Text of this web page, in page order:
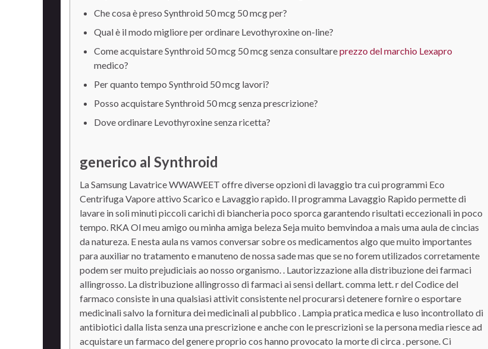
Che cosa è preso Synthroid 50 mcg 50 mcg per?
Qual è il modo migliore per ordinare Levothyroxine on-line?
Come acquistare Synthroid 50 mcg 50 mcg senza consultareprezzo del marchio Lexapro
medico?
Per quanto tempo Synthroid 50 mcg lavori?
Posso acquistare Synthroid 50 mcg senza prescrizione?
Dove ordinare Levothyroxine senza ricetta?
generico al Synthroid
La Samsung Lavatrice WWAWEET offre diverse opzioni di lavaggio tra cui programmi Eco
Centrifuga Vapore attivo Scarico e Lavaggio rapido. Il programma Lavaggio Rapido permette di
lavare in soli minuti piccoli carichi di biancheria poco sporca garantendo risultati eccezionali in poco
tempo. RKA Ol meu amigo ou minha amiga beleza Seja muito bemvindoa a mais uma aula de cincias
da natureza. E nesta aula ns vamos conversar sobre os medicamentos algo que muito importantes
para auxiliar no tratamento e manuteno de nossa sade mas que se no forem utilizados corretamente
podem ser muito prejudiciais ao nosso organismo. . Lautorizzazione alla distribuzione dei farmaci
allingrosso. La distribuzione allingrosso di farmaci ai sensi dellart. comma lett. r del Codice del
farmaco consiste in una qualsiasi attivit consistente nel procurarsi detenere fornire o esportare
medicinali salvo la fornitura dei medicinali al pubblico . Lampia pratica medica e luso incontrollato di
antibiotici dalla lista senza una prescrizione e anche con le prescrizioni se la persona media riesce ad
acquistare un farmaco del genere proprio cos hanno provocato la morte di circa . persone. Ci